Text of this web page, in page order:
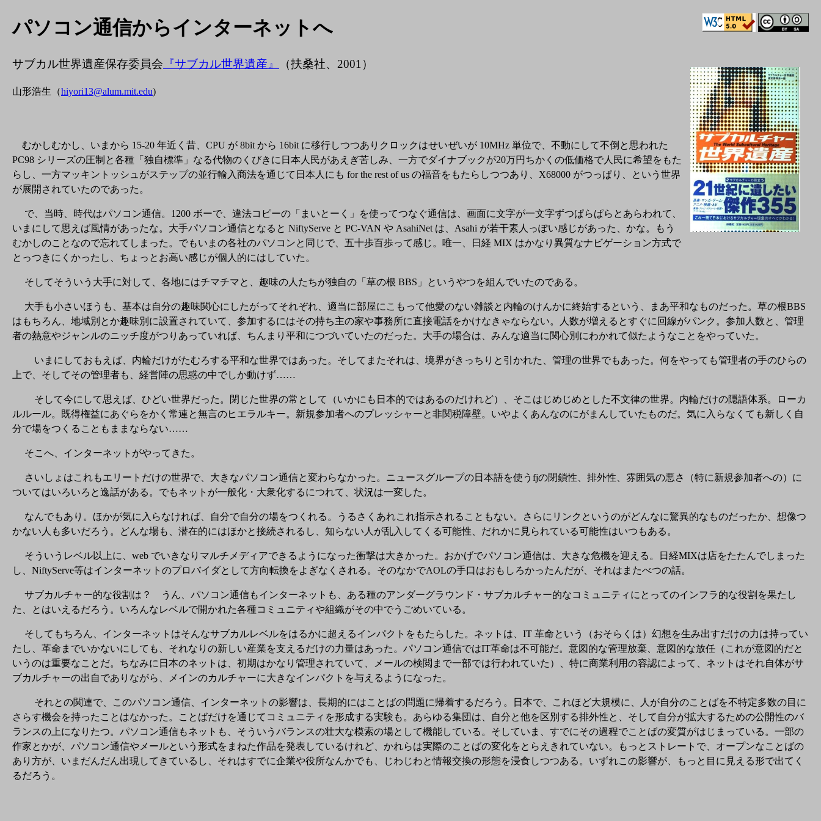
パソコン通信からインターネットへ
サブカル世界遺産保存委員会 『サブカル世界遺産』 （扶桑社、2001）
山形浩生（hiyori13@alum.mit.edu)
むかしむかし、いまから 15-20 年近く昔、CPU が 8bit から 16bit に移行しつつありクロックはせいぜいが 10MHz 単位で、不動にして不倒と思われた
PC98 シリーズの圧制と各種「独自標準」なる代物のくびきに日本人民があえぎ苦しみ、一方でダイナブックが20万円ちかくの低価格で人民に希望をもた
らし、一方マッキントッシュがステップの並行輸入商法を通じて日本人にも for the rest of us の福音をもたらしつつあり、X68000 がつっぱり、という世界
が展開されていたのであった。
で、当時、時代はパソコン通信。1200 ボーで、違法コピーの「まいとーく」を使ってつなぐ通信は、画面に文字が一文字ずつぱらぱらとあらわれて、
いまにして思えば風情があったな。大手パソコン通信となると NiftyServe と PC-VAN や AsahiNet は、Asahi が若干素人っぽい感じがあった、かな。もう
むかしのことなので忘れてしまった。でもいまの各社のパソコンと同じで、五十歩百歩って感じ。唯一、日経 MIX はかなり異質なナビゲーション方式で
とっつきにくかったし、ちょっとお高い感じが個人的にはしていた。
そしてそういう大手に対して、各地にはチマチマと、趣味の人たちが独自の「草の根 BBS」というやつを組んでいたのである。
大手も小さいほうも、基本は自分の趣味関心にしたがってそれぞれ、適当に部屋にこもって他愛のない雑談と内輪のけんかに終始するという、まあ平和なものだった。草の根BBS
はもちろん、地域別とか趣味別に設置されていて、参加するにはその持ち主の家や事務所に直接電話をかけなきゃならない。人数が増えるとすぐに回線がパンク。参加人数と、管理
者の熱意やジャンルのニッチ度がつりあっていれば、ちんまり平和につづいていたのだった。大手の場合は、みんな適当に関心別にわかれて似たようなことをやっていた。
いまにしておもえば、内輪だけがたむろする平和な世界ではあった。そしてまたそれは、境界がきっちりと引かれた、管理の世界でもあった。何をやっても管理者の手のひらの
上で、そしてその管理者も、経営陣の思惑の中でしか動けず……
そして今にして思えば、ひどい世界だった。閉じた世界の常として（いかにも日本的ではあるのだけれど）、そこはじめじめとした不文律の世界。内輪だけの隠語体系。ローカ
ルルール。既得権益にあぐらをかく常連と無言のヒエラルキー。新規参加者へのプレッシャーと非関税障壁。いやよくあんなのにがまんしていたものだ。気に入らなくても新しく自
分で場をつくることもままならない……
そこへ、インターネットがやってきた。
さいしょはこれもエリートだけの世界で、大きなパソコン通信と変わらなかった。ニュースグループの日本語を使うfjの閉鎖性、排外性、雰囲気の悪さ（特に新規参加者への）に
ついてはいろいろと逸話がある。でもネットが一般化・大衆化するにつれて、状況は一変した。
なんでもあり。ほかが気に入らなければ、自分で自分の場をつくれる。うるさくあれこれ指示されることもない。さらにリンクというのがどんなに驚異的なものだったか、想像つ
かない人も多いだろう。どんな場も、潜在的にはほかと接続されるし、知らない人が乱入してくる可能性、だれかに見られている可能性はいつもある。
そういうレベル以上に、web でいきなりマルチメディアできるようになった衝撃は大きかった。おかげでパソコン通信は、大きな危機を迎える。日経MIXは店をたたんでしまった
し、NiftyServe等はインターネットのプロバイダとして方向転換をよぎなくされる。そのなかでAOLの手口はおもしろかったんだが、それはまたべつの話。
サブカルチャー的な役割は？ うん、パソコン通信もインターネットも、ある種のアンダーグラウンド・サブカルチャー的なコミュニティにとってのインフラ的な役割を果たし
た、とはいえるだろう。いろんなレベルで開かれた各種コミュニティや組織がその中でうごめいている。
そしてもちろん、インターネットはそんなサブカルレベルをはるかに超えるインパクトをもたらした。ネットは、IT 革命という（おそらくは）幻想を生み出すだけの力は持ってい
たし、革命までいかないにしても、それなりの新しい産業を支えるだけの力量はあった。パソコン通信ではIT革命は不可能だ。意図的な管理放棄、意図的な放任（これが意図的だと
いうのは重要なことだ。ちなみに日本のネットは、初期はかなり管理されていて、メールの検閲まで一部では行われていた）、特に商業利用の容認によって、ネットはそれ自体がサ
ブカルチャーの出自でありながら、メインのカルチャーに大きなインパクトを与えるようになった。
それとの関連で、このパソコン通信、インターネットの影響は、長期的にはことばの問題に帰着するだろう。日本で、これほど大規模に、人が自分のことばを不特定多数の目に
さらす機会を持ったことはなかった。ことばだけを通じてコミュニティを形成する実験も。あらゆる集団は、自分と他を区別する排外性と、そして自分が拡大するための公開性のバ
ランスの上になりたつ。パソコン通信もネットも、そういうバランスの壮大な模索の場として機能している。そしていま、すでにその過程でことばの変質がはじまっている。一部の
作家とかが、パソコン通信やメールという形式をまねた作品を発表しているけれど、かれらは実際のことばの変化をとらえきれていない。もっとストレートで、オープンなことばの
あり方が、いまだんだん出現してきているし、それはすでに企業や役所なんかでも、じわじわと情報交換の形態を浸食しつつある。いずれこの影響が、もっと目に見える形で出てく
るだろう。